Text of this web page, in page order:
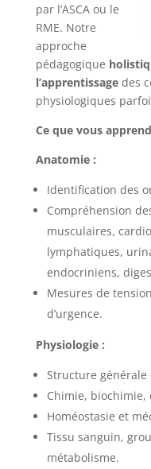
par l’ASCA ou le
RME. Notre
approche
pédagogique
l’apprentissagedes
physiologiques
Ce que vous
Anatomie :
Identification des
Compréhension
musculaires,
lymphatiques,
endocriniens,
Mesures de
d’urgence.
Physiologie :
Structure générale
Chimie, biochimie,
Homéostasie et
Tissu sanguin,
métabolisme.